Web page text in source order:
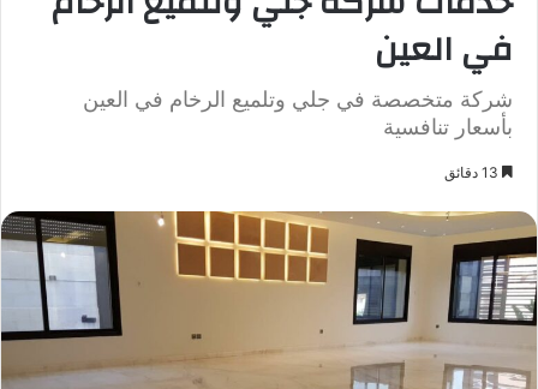
في العين
شركة متخصصة في جلي وتلميع الرخام في العين
بأسعار تنافسية